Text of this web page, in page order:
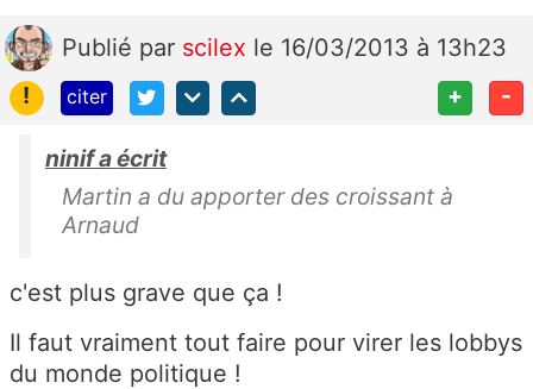
Publié par scilex le 16/03/2013 à 13h23
!
citer + -
ninif a écrit
Martin a du apporter des croissant à
Arnaud
c'est plus grave que ça !
Il faut vraiment tout faire pour virer les lobbys
du monde politique !